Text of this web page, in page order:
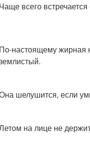
условиях
Чаще всего
По-настоящему жирная
шелушится, если
на лице не